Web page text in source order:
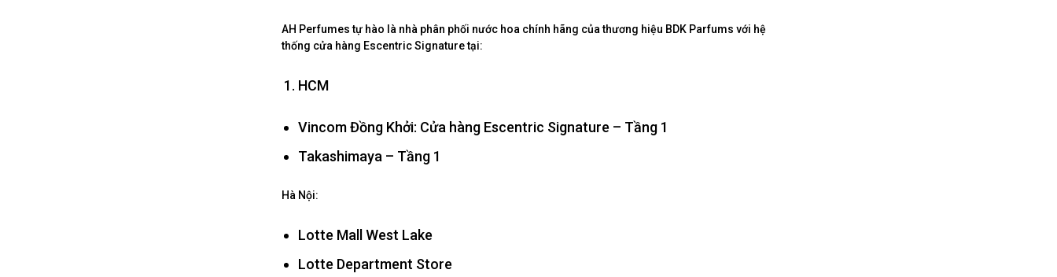
AH Perfumes tự hào là nhà phân phối nước hoa chính hãng của thương hiệu BDK Parfums với hệ
thống cửa hàng Escentric Signature tại:
HCM
Vincom Đồng Khởi: Cửa hàng Escentric Signature – Tầng 1
Takashimaya – Tầng 1
Hà Nội:
Lotte Mall West Lake
Lotte Department Store